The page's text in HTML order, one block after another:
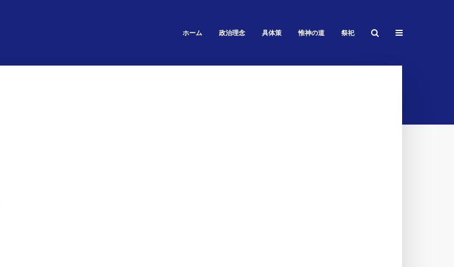
ホーム 政治理念 具体策 惟神の道 祭祀